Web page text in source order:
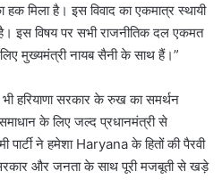
मिला है। इस विवाद का एकमात्र स्थायी
इस विषय पर सभी राजनीतिक दल एकमत
मुख्यमंत्री नायब सैनी के साथ हैं।”
हरियाणा सरकार के रुख का समर्थन
के लिए जल्द प्रधानमंत्री से
ने हमेशा Haryana के हितों की पैरवी
और जनता के साथ पूरी मजबूती से खड़े